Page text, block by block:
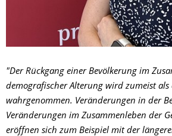
"Der Rückgang einer Bevölkerung im
demografischer Alterung wird zumeist als
wahrgenommen. Veränderungen in der
Veränderungen im Zusammenleben der
eröffnen sich zum Beispiel mit der